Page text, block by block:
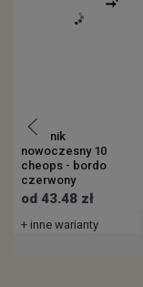
Chodnik
nowoczesny 10
cheops - bordo
czerwony
od 43.48 zł
+ inne warianty